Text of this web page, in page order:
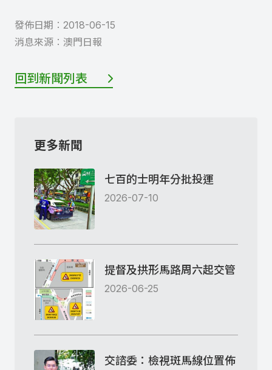
發佈日期︰ 2018-06-15
消息來源︰ 澳門日報
回到新聞列表
更多新聞
七百的士明年分批投運
2026-07-10
提督及拱形馬路周六起交管
2026-06-25
交諮委：檢視斑馬線位置佈